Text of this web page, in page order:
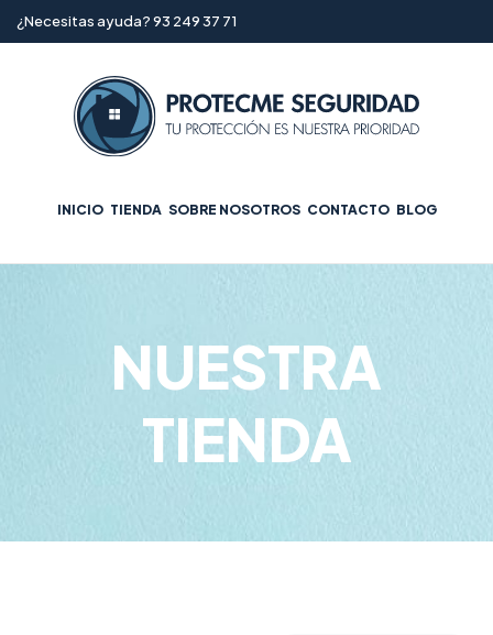
¿Necesitas ayuda? 93 249 37 71
INICIO TIENDA SOBRE NOSOTROS CONTACTO BLOG
NUESTRA
TIENDA